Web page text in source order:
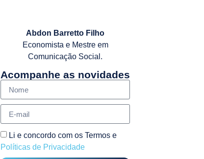
Abdon Barretto Filho
Economista e Mestre em
Comunicação Social.
Acompanhe as novidades
Li e concordo com os Termos e
Políticas de Privacidade